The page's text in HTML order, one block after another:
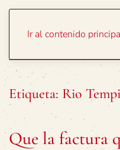
Ir al contenido
Etiqueta: Rio
Que la factura